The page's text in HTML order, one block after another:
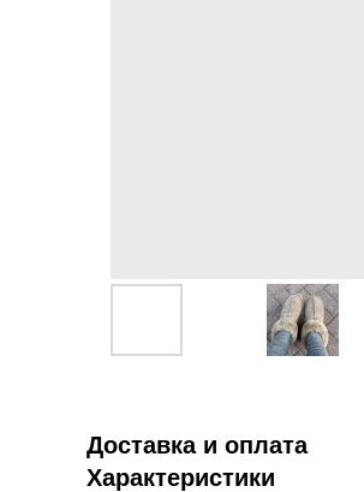
Доставка и оплата
Характеристики